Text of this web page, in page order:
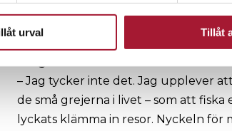
urval Tillåt
tiden.
Men har du inte försakat väldigt
– Jag tycker inte det. Jag upplever
de små grejerna i livet – som att
lyckats klämma in resor. Nyckeln